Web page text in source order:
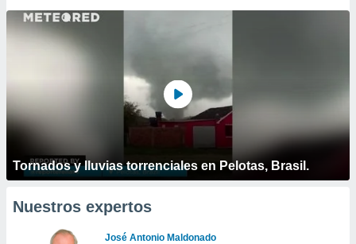
Tornados y lluvias torrenciales en Pelotas, Brasil.
Nuestros expertos
José Antonio Maldonado